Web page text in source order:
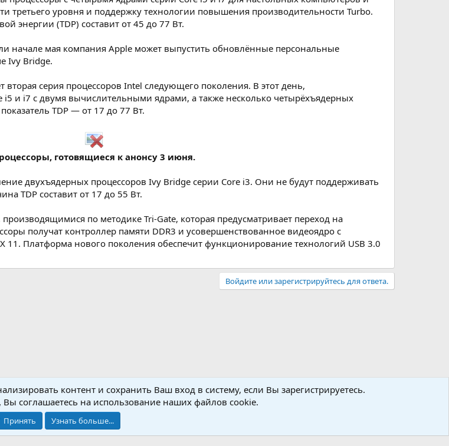
третьего уровня и поддержку технологии повышения производительности Turbo.
энергии (TDP) составит от 45 до 77 Вт.
начале мая компания Apple может выпустить обновлённые персональные
Ivy Bridge.
серия процессоров Intel следующего поколения. В этот день,
и i7 с двумя вычислительными ядрами, а также несколько четырёхъядерных
TDP — от 17 до 77 Вт.
готовящиеся к анонсу 3 июня.​
двухъядерных процессоров Ivy Bridge серии Core i3. Они не будут поддерживать
TDP составит от 17 до 55 Вт.
по методике Tri-Gate, которая предусматривает переход на
получат контроллер памяти DDR3 и усовершенствованное видеоядро с
11. Платформа нового поколения обеспечит функционирование технологий USB 3.0
Войдите или зарегистрируйтесь для ответа.
почта
Обратная связь
контент и сохранить Ваш вход в систему, если Вы зарегистрируетесь.
Вы соглашаетесь на использование наших файлов cookie.
Принять Узнать больше...